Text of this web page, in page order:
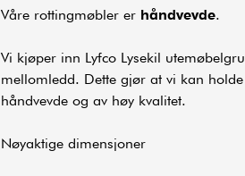
Våre rottingmøbler er håndvevde.
Vi kjøper inn Lyfco Lysekil
mellomledd. Dette gjør at vi kan
håndvevde og av høy kvalitet.
Nøyaktige dimensjoner